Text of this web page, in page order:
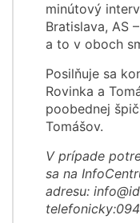
minútový
Bratislava, AS
a to v oboch
Posilňuje sa
Rovinka a
poobednej
Tomášov.
V prípade
sa na
adresu: